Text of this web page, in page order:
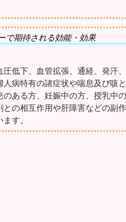
で期待される効能・効果
低下、血管拡張、通経、発汗
病特有の諸症状や喘息及び咳
ある方、妊娠中の方、授乳中
の相互作用や肝障害などの副
す。